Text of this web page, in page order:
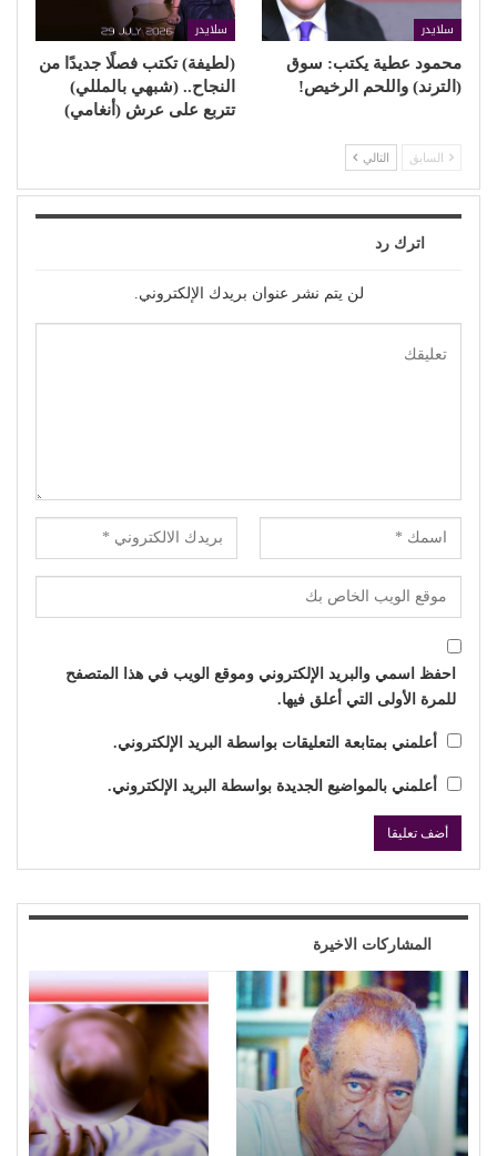
سلايدر
محمود عطية يكتب: سوق
(الترند) واللحم الرخيص!
سلايدر
(لطيفة) تكتب فصلًا جديدًا من
النجاح.. (شبهي بالمللي)
تتربع على عرش (أنغامي)
السابق التالي
اترك رد
لن يتم نشر عنوان بريدك الإلكتروني.
احفظ اسمي والبريد الإلكتروني وموقع الويب في هذا المتصفح
للمرة الأولى التي أعلق فيها.
أعلمني بمتابعة التعليقات بواسطة البريد الإلكتروني.
أعلمني بالمواضيع الجديدة بواسطة البريد الإلكتروني.
المشاركات الاخيرة